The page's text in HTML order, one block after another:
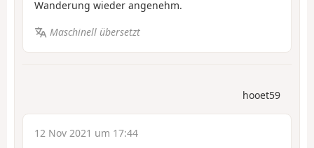
Wanderung wieder angenehm.
Maschinell übersetzt
hooet59
12 Nov 2021 um 17:44